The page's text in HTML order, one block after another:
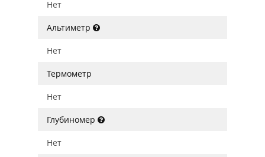
Нет
Альтиметр
Нет
Термометр
Нет
Глубиномер
Нет